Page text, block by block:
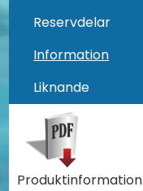
Reservdelar
Information
Liknande
Produktinformation